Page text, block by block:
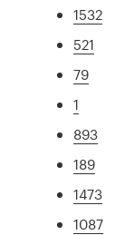
1532
521
79
1
893
189
1473
1087